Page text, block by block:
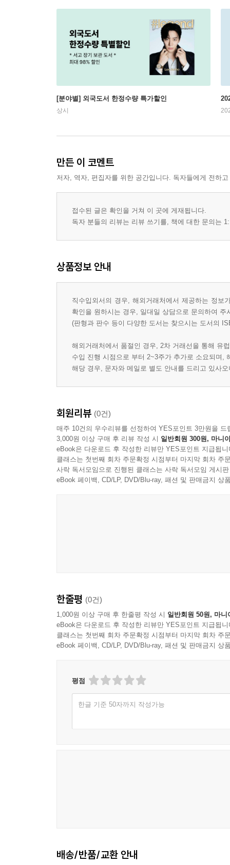
[분야별] 외국도서 한정수량 특가할인
상시
만든 이 코멘트
저자, 역자, 편집자를 위한 공간입니다. 독자들에게 전하
접수된 글은 확인을 거쳐 이 곳에 게재됩니다.
독자 분들의 리뷰는 리뷰 쓰기를, 책에 대한 문의는
상품정보 안내
직수입외서의 경우, 해외거래처에서 제공하는 정
확인을 원하시는 경우, 일대일 상담으로 문의하여 주
(판형과 판수 등이 다양한 도서는 찾으시는 도서의
해외거래처에서 품절인 경우, 2차 거래선을 통해 유
수입 진행 시점으로 부터 2~3주가 추가로 소요되며,
해당 경우, 문자와 메일로 별도 안내를 드리고 있사
회원리뷰 (0건)
매주 10건의 우수리뷰를 선정하여 YES포인트 3만원을 드
3,000원 이상 구매 후 리뷰 작성 시 일반회원 300원, 마니
eBook은 다운로드 후 작성한 리뷰만 YES포인트 지급됩니
클래스는 첫번째 회차 주문확정 시점부터 마지막 회차 주
사락 독서모임으로 진행된 클래스는 사락 독서모임 게시
eBook 페이백, CD/LP, DVD/Blu-ray, 패션 및 판매금지 상
한줄평 (0건)
1,000원 이상 구매 후 한줄평 작성 시 일반회원 50원, 마니
eBook은 다운로드 후 작성한 리뷰만 YES포인트 지급됩니
클래스는 첫번째 회차 주문확정 시점부터 마지막 회차 주
eBook 페이백, CD/LP, DVD/Blu-ray, 패션 및 판매금지 상
평점
한글 기준 50자까지 작성가능
배송/반품/교환 안내